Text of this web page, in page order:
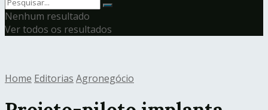
Nenhum resultado
Ver todos os resultados
Home Editorias Agronegócio